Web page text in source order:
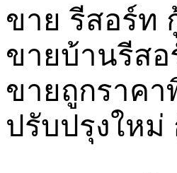
ขาย รีสอร์ท
ขายบ้านรีสอ
ขายถูกราคา
ปรับปรุงใหม่